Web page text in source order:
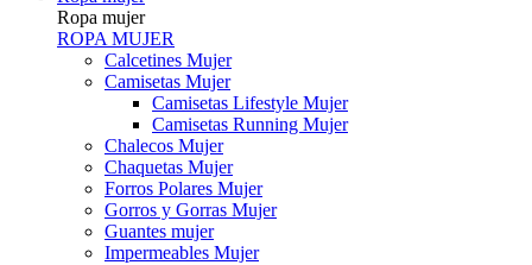
Ropa mujer
ROPA MUJER
Calcetines Mujer
Camisetas Mujer
Camisetas Lifestyle Mujer
Camisetas Running Mujer
Chalecos Mujer
Chaquetas Mujer
Forros Polares Mujer
Gorros y Gorras Mujer
Guantes mujer
Impermeables Mujer